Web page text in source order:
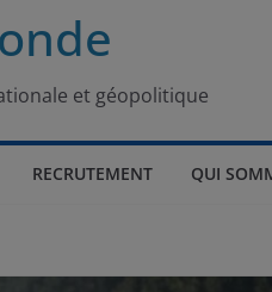
et géopolitique
RECRUTEMENT QUI